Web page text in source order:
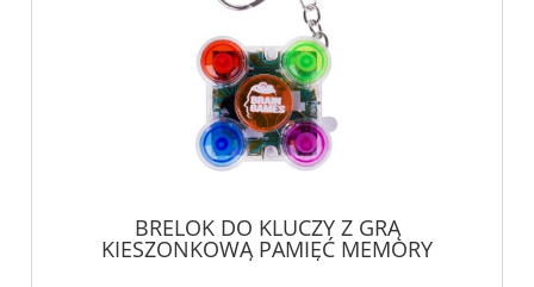
BRELOK DO KLUCZY Z GRĄ
KIESZONKOWĄ PAMIĘĆ MEMORY
ELEKTRONICZNA 5X5 CM MIX